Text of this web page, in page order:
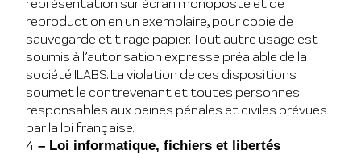
reproduction en un exemplaire, pour copie de
sauvegarde et tirage papier. Tout autre usage est
soumis à l’autorisation expresse préalable de la
société ILABS. La violation de ces dispositions
soumet le contrevenant et toutes personnes
responsables aux peines pénales et civiles prévues
par la loi française.
4 – Loi informatique, fichiers et libertés